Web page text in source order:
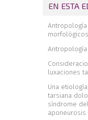
EN ESTA
luxaciones
Una
tarsiana
síndrome